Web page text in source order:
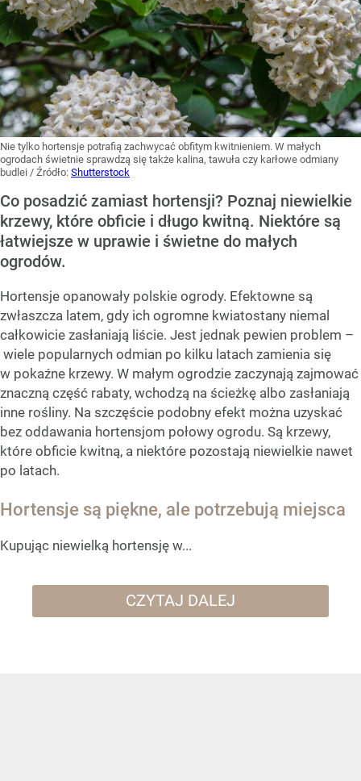
Nie tylko hortensje potrafią zachwycać obfitym kwitnieniem. W małych
ogrodach świetnie sprawdzą się także kalina, tawuła czy karłowe odmiany
budlei / Źródło: Shutterstock
Co posadzić zamiast hortensji? Poznaj niewielkie
krzewy, które obficie i długo kwitną. Niektóre są
łatwiejsze w uprawie i świetne do małych
ogrodów.
Hortensje opanowały polskie ogrody. Efektowne są
zwłaszcza latem, gdy ich ogromne kwiatostany niemal
całkowicie zasłaniają liście. Jest jednak pewien problem –
wiele popularnych odmian po kilku latach zamienia się
w pokaźne krzewy. W małym ogrodzie zaczynają zajmować
znaczną część rabaty, wchodzą na ścieżkę albo zasłaniają
inne rośliny. Na szczęście podobny efekt można uzyskać
bez oddawania hortensjom połowy ogrodu. Są krzewy,
które obficie kwitną, a niektóre pozostają niewielkie nawet
po latach.
Hortensje są piękne, ale potrzebują miejsca
Kupując niewielką hortensję w...
CZYTAJ DALEJ